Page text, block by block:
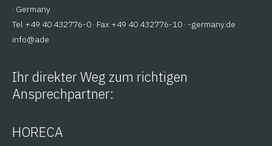
· Germany
Tel +49 40 432776-0 · Fax +49 40 432776-10 · ed.ynamreg-
eda
@ofni
Ihr direkter Weg zum richtigen
Ansprechpartner:
HORECA